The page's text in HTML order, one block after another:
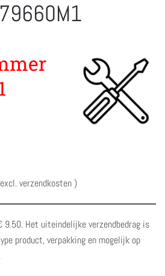
verzendkosten )
9.50. Het uiteindelijke verzendbedrag is
product, verpakking en mogelijk op